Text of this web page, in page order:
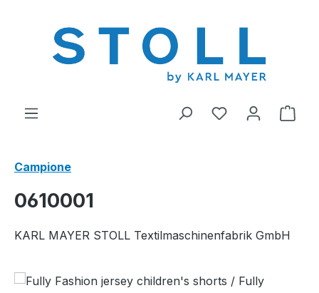
Hai 0 articoliIl
Campione
0610001
KARL MAYER STOLL Textilmaschinenfabrik GmbH
Salta la galleria di immagini